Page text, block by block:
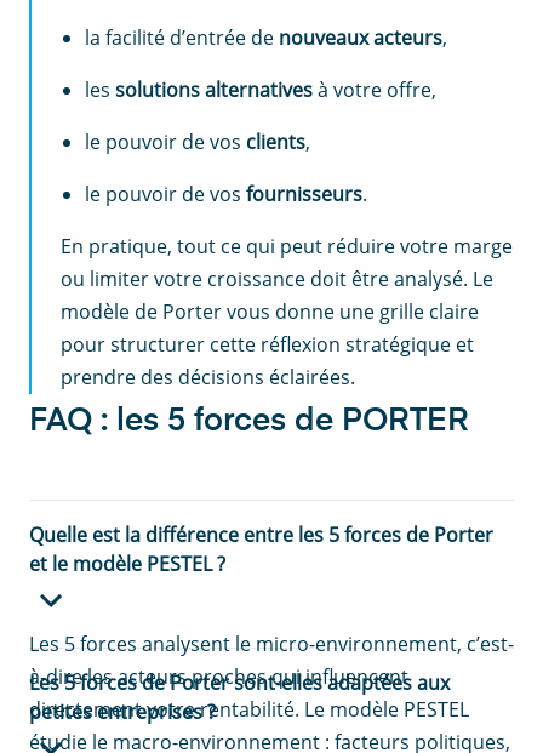
la facilité d’entrée de nouveaux acteurs,
les solutions alternativesà votre offre,
le pouvoir de vos clients,
le pouvoir de vos fournisseurs.
En pratique, tout ce qui peut réduire votre marge
ou limiter votre croissance doit être analysé. Le
modèle de Porter vous donne une grille claire
pour structurer cette réflexion stratégique et
prendre des décisions éclairées.
FAQ : les 5 forces de PORTER
Quelle est la différence entre les 5 forces de Porter
et le modèle PESTEL ?
Les 5 forces analysent le micro-environnement, c’est-
à-dire les acteurs proches qui influencent
directement votre rentabilité. Le modèle PESTEL
étudie le macro-environnement : facteurs politiques,
Les 5 forces de Porter sont-elles adaptées aux
petites entreprises ?